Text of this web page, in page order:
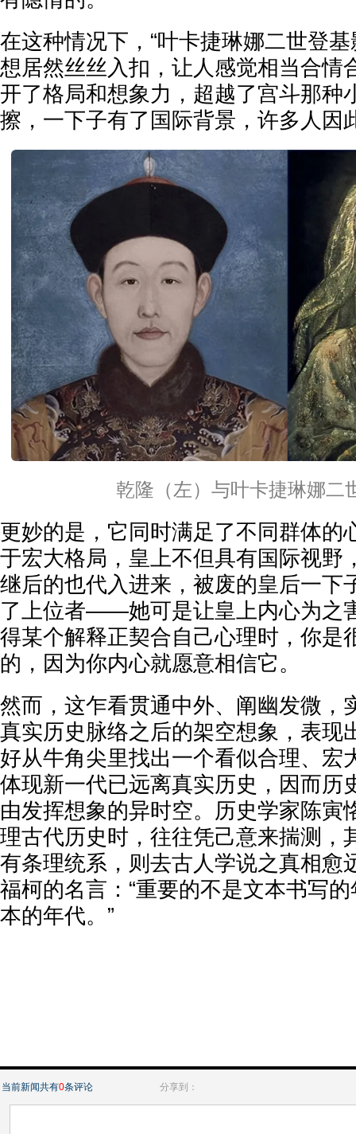
在这种情况下，“叶卡捷琳娜二世登
想居然丝丝入扣，让人感觉相当合情
开了格局和想象力，超越了宫斗那种
擦，一下子有了国际背景，许多人因
乾隆（左）与叶卡捷琳娜二
更妙的是，它同时满足了不同群体的
于宏大格局，皇上不但具有国际视野
继后的也代入进来，被废的皇后一下
了上位者——她可是让皇上内心为之
得某个解释正契合自己心理时，你是
的，因为你内心就愿意相信它。
然而，这乍看贯通中外、阐幽发微，
真实历史脉络之后的架空想象，表现
好从牛角尖里找出一个看似合理、宏
体现新一代已远离真实历史，因而历
由发挥想象的异时空。历史学家陈寅
理古代历史时，往往凭己意来揣测，
有条理统系，则去古人学说之真相愈
福柯的名言：“重要的不是文本书写
本的年代。”
当前新闻共有0条评论 分享到：